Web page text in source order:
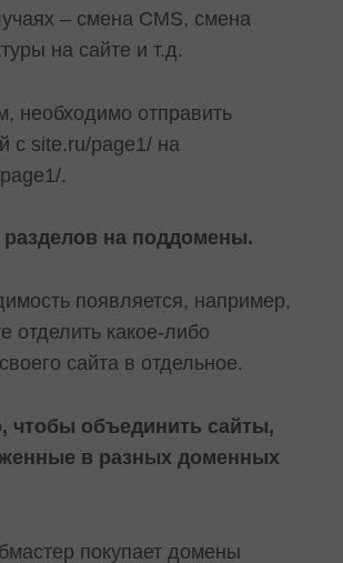
– смена CMS, смена
на сайте и т.д.
необходимо отправить
с site.ru/page1/ на
.
разделов на поддомены.
появляется, например,
отделить какое-либо
сайта в отдельное.
чтобы объединить сайты,
в разных доменных
покупает домены